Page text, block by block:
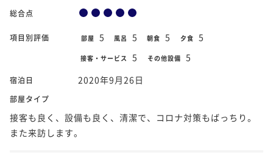
総合点
項目別評価 部屋 5 風呂 5 朝食 5 夕食 5
接客・サービス 5 その他設備 5
宿泊日 2020年9月26日
部屋タイプ
接客も良く、設備も良く、清潔で、コロナ対策もばっちり。
また来訪します。